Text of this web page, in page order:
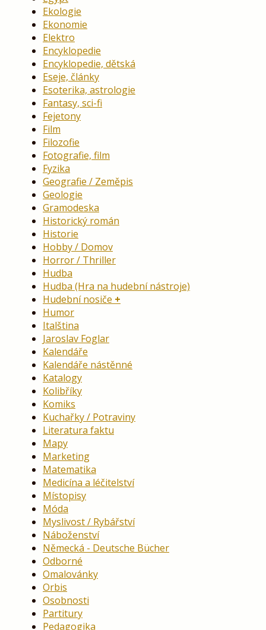
Ekologie
Ekonomie
Elektro
Encyklopedie
Encyklopedie, dětská
Eseje, články
Esoterika, astrologie
Fantasy, sci-fi
Fejetony
Film
Filozofie
Fotografie, film
Fyzika
Geografie / Zeměpis
Geologie
Gramodeska
Historický román
Historie
Hobby / Domov
Horror / Thriller
Hudba
Hudba (Hra na hudební nástroje)
Hudební nosiče
Humor
Italština
Jaroslav Foglar
Kalendáře
Kalendáře nástěnné
Katalogy
Kolibříky
Komiks
Kuchařky / Potraviny
Literatura faktu
Mapy
Marketing
Matematika
Medicína a léčitelství
Místopisy
Móda
Myslivost / Rybářství
Náboženství
Německá - Deutsche Bücher
Odborné
Omalovánky
Orbis
Osobnosti
Partitury
Pedagogika